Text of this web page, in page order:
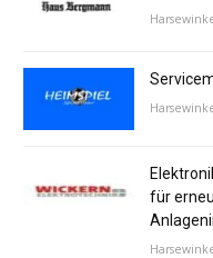
für